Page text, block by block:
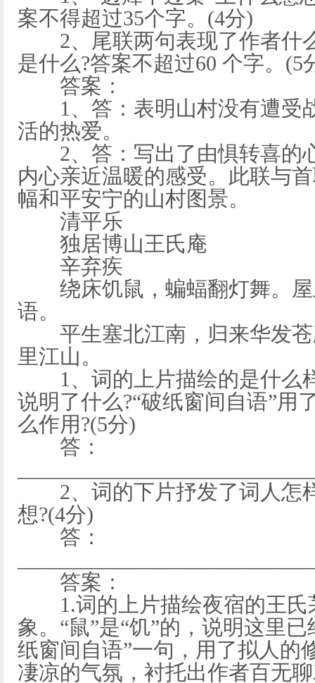
案不得超过35个字。(4分)
2、尾联两句表现了作者什
是什么?答案不超过60 个字。(5
答案：
1、答：表明山村没有遭受
活的热爱。
2、答：写出了由惧转喜的
内心亲近温暖的感受。此联与
幅和平安宁的山村图景。
清平乐
独居博山王氏庵
辛弃疾
绕床饥鼠，蝙蝠翻灯舞。屋
语。
平生塞北江南，归来华发苍
里江山。
1、词的上片描绘的是什么样
说明了什么?“破纸窗间自语”用
么作用?(5分)
答：
2、词的下片抒发了词人怎
想?(4分)
答：
答案：
1.词的上片描绘夜宿的王氏
象。“鼠”是“饥”的，说明这里
纸窗间自语”一句，用了拟人的
凄凉的气氛，衬托出作者百无